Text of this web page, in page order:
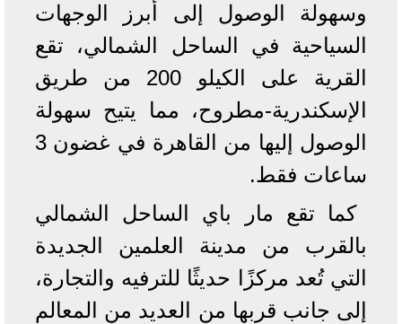
وسهولة الوصول إلى أبرز الوجهات
السياحية في الساحل الشمالي، تقع
القرية على الكيلو 200 من طريق
الإسكندرية-مطروح، مما يتيح سهولة
الوصول إليها من القاهرة في غضون 3
ساعات فقط.
كما تقع مار باي الساحل الشمالي
بالقرب من مدينة العلمين الجديدة
التي تُعد مركزًا حديثًا للترفيه والتجارة،
إلى جانب قربها من العديد من المعالم